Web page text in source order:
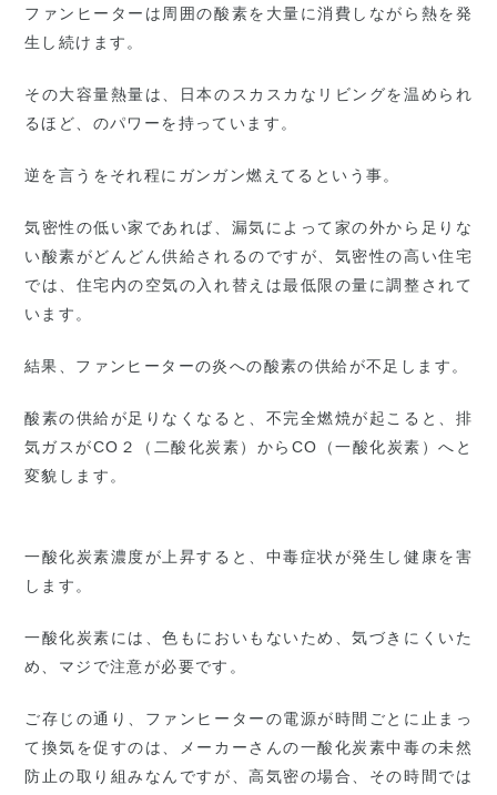
ファンヒーターは周囲の酸素を大量に消費しながら熱を発
生し続けます。
その大容量熱量は、日本のスカスカなリビングを温められ
るほど、のパワーを持っています。
逆を言うをそれ程にガンガン燃えてるという事。
気密性の低い家であれば、漏気によって家の外から足りな
い酸素がどんどん供給されるのですが、気密性の高い住宅
では、住宅内の空気の入れ替えは最低限の量に調整されて
います。
結果、ファンヒーターの炎への酸素の供給が不足します。
酸素の供給が足りなくなると、不完全燃焼が起こると、排
気ガスがCO２（二酸化炭素）からCO（一酸化炭素）へと
変貌します。
一酸化炭素濃度が上昇すると、中毒症状が発生し健康を害
します。
一酸化炭素には、色もにおいもないため、気づきにくいた
め、マジで注意が必要です。
ご存じの通り、ファンヒーターの電源が時間ごとに止まっ
て換気を促すのは、メーカーさんの一酸化炭素中毒の未然
防止の取り組みなんですが、高気密の場合、その時間では